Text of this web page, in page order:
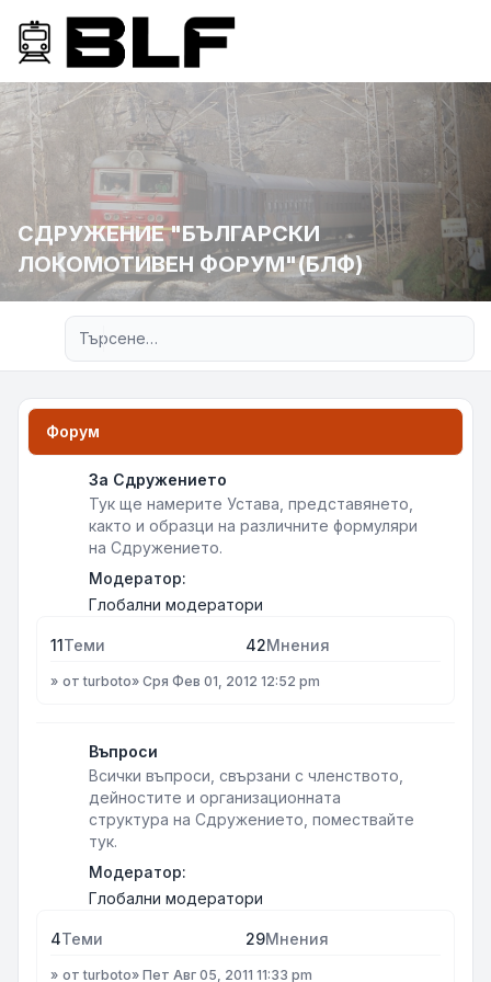
СДРУЖЕНИЕ "БЪЛГАРСКИ
ЛОКОМОТИВЕН ФОРУМ"(БЛФ)
Форум
За Сдружението
Тук ще намерите Устава, представянето,
както и образци на различните формуляри
на Сдружението.
Модератор:
Глобални модератори
11Теми 42Мнения
отturboto» Сря Фев 01, 2012 12:52 pm
Въпроси
Всички въпроси, свързани с членството,
дейностите и организационната
структура на Сдружението, помествайте
тук.
Модератор:
Глобални модератори
4Теми 29Мнения
отturboto» Пет Авг 05, 2011 11:33 pm